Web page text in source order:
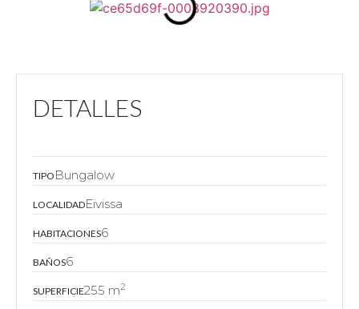
DETALLES
TIPO Bungalow
LOCALIDADEivissa
HABITACIONES6
BAÑOS6
SUPERFICIE255 m2